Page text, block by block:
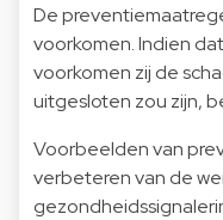
De
voorkomen. Indien
voorkomen zij de
uitgesloten zou zijn,
Voorbeelden van
verbeteren van de